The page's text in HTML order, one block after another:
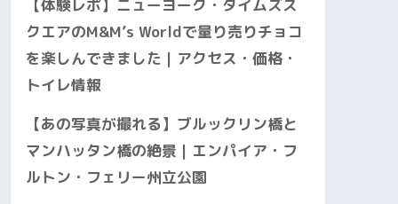
【体験レポ】ニューヨーク・タイムズス
クエアのM&M’s Worldで量り売りチョコ
を楽しんできました｜アクセス・価格・
トイレ情報
【あの写真が撮れる】ブルックリン橋と
マンハッタン橋の絶景｜エンパイア・フ
ルトン・フェリー州立公園